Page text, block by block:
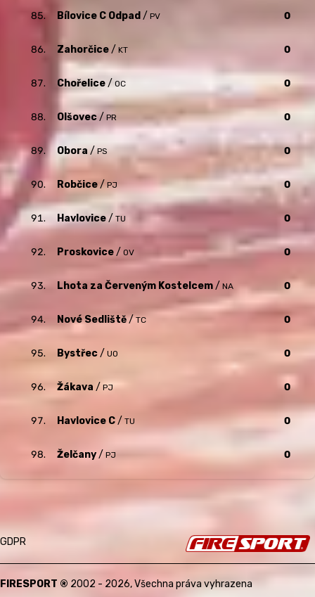
85. Bílovice C Odpad / PV 0
86. Zahorčice/ KT 0
87. Chořelice/ OC 0
88. Olšovec/ PR 0
89. Obora/PS 0
90. Robčice/ PJ 0
91. Havlovice/ TU 0
92. Proskovice/ OV 0
93. Lhota za Červeným Kostelcem/ NA 0
94. Nové Sedliště/TC 0
95. Bystřec/ UO 0
96. Žákava / PJ 0
97. Havlovice C/ TU 0
98. Želčany/ PJ 0
GDPR Firesport.cz
FIRESPORT ® 2002 - 2026, Všechna práva vyhrazena